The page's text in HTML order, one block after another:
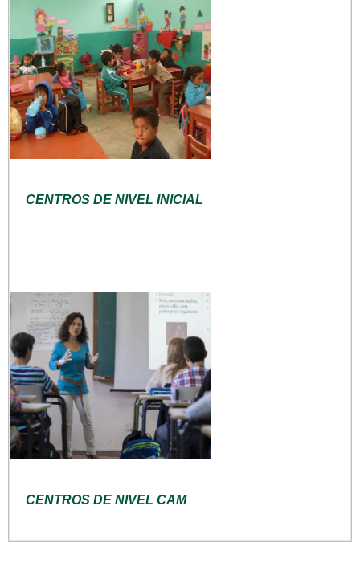
CENTROS DE NIVEL INICIAL
CENTROS DE NIVEL CAM